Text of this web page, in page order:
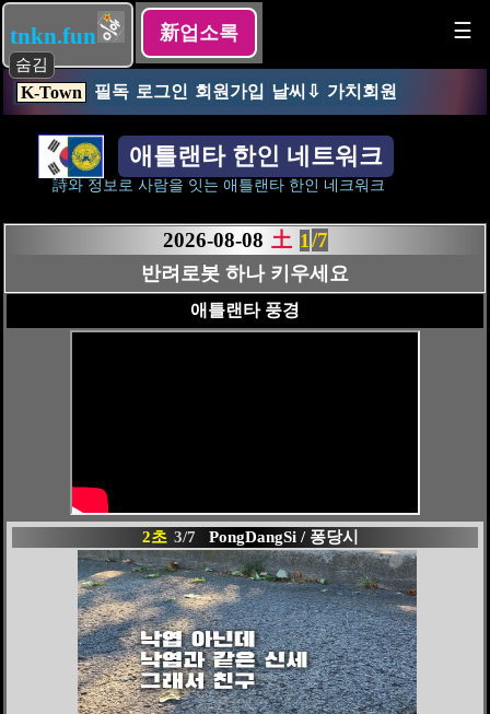
tnkn.fun 新업소록 ☰
K-Town 필독 로그인 회원가입 날씨⇩ 가치회원
애틀랜타 한인 네트워크
詩와 정보로 사람을 잇는 애틀랜타 한인 네크워크
숨김
2026-08-08 土 1/7
반려로봇 하나 키우세요
애틀랜타 풍경
1초 3/7 PongDangSi / 퐁당시